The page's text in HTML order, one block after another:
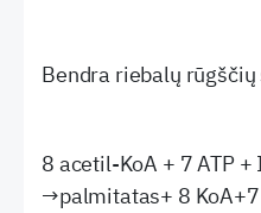
Bendra riebalų
8 acetil-KoA + 7 ATP
→palmitatas+ 8